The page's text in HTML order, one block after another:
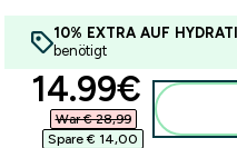
10% EXTRA AUF
benötigt
discounted
14.99€‎
War € 28,99‎
Spare € 14,00‎